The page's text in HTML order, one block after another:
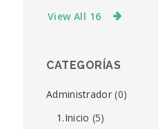
View All 16
CATEGORÍAS
Administrador(0)
1.Inicio (5)